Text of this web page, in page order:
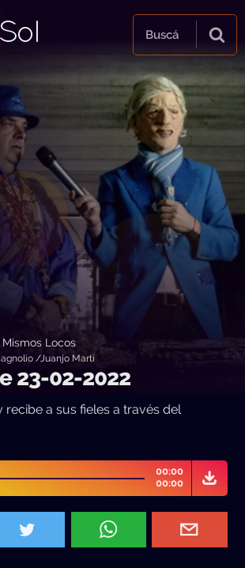
Buscá
Mismos Locos
/Juanjo Marti
23-02-2022
recibe a sus fieles a través del
00:00
00:00